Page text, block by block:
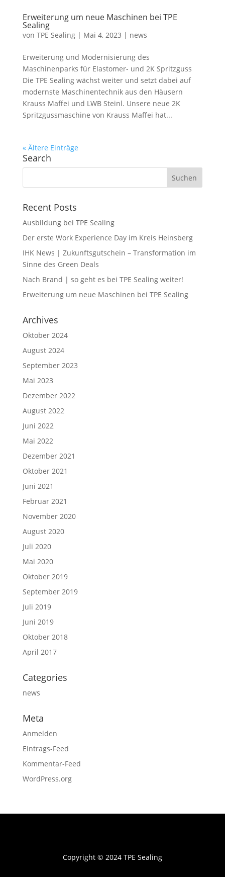
Erweiterung um neue Maschinen bei TPE
Sealing
von TPE Sealing| Mai 4, 2023 | news
Erweiterung und Modernisierung des
Maschinenparks für Elastomer- und 2K Spritzguss
Die TPE Sealing wächst weiter und setzt dabei auf
modernste Maschinentechnik aus den Häusern
Krauss Maffei und LWB Steinl. Unsere neue 2K
Spritzgussmaschine von Krauss Maffei hat...
« Ältere Einträge
Search
Recent Posts
Ausbildung bei TPE Sealing
Der erste Work Experience Day im Kreis Heinsberg
IHK News | Zukunftsgutschein – Transformation im
Sinne des Green Deals
Nach Brand | so geht es bei TPE Sealing weiter!
Erweiterung um neue Maschinen bei TPE Sealing
Archives
Oktober 2024
August 2024
September 2023
Mai 2023
Dezember 2022
August 2022
Juni 2022
Mai 2022
Dezember 2021
Oktober 2021
Juni 2021
Februar 2021
November 2020
August 2020
Juli 2020
Mai 2020
Oktober 2019
September 2019
Juli 2019
Juni 2019
Oktober 2018
April 2017
Categories
news
Meta
Anmelden
Eintrags-Feed
Kommentar-Feed
WordPress.org
Copyright © 2024 TPE Sealing